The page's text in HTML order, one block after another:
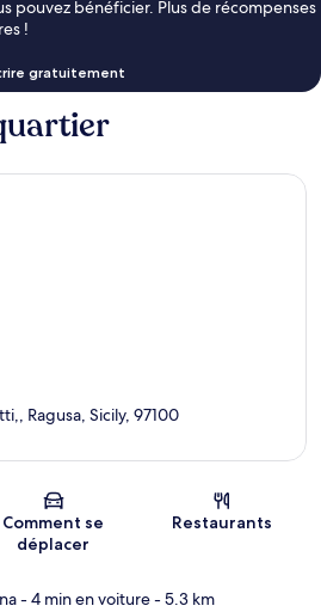
pouvez bénéficier. Plus de récompenses
!
gratuitement
Carte
Ragusa, Sicily, 97100
Comment se
déplacer
Restaurants
- 4 min en voiture- 5.3 km